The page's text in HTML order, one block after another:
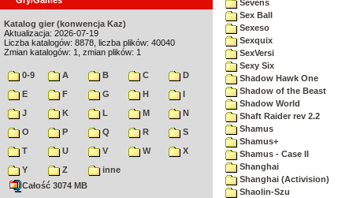
Katalog gier (konwencja Kaz)
Aktualizacja: 2026-07-19
Liczba katalogów: 8878, liczba plików: 40040
Zmian katalogów: 1, zmian plików: 1
0-9 A B C
D
E
F G H
I
J
K L M
N
O
P Q R
S
T
U V W
X
Y
Z
inne
Całość 3074 MB
Sevens
Sex Ball
Sexeso
Sexquix
SexVersi
Sexy Six
Shadow Hawk One
Shadow of the Beast
Shadow World
Shaft Raider rev 2.2
Shamus
Shamus+
Shamus - Case II
Shanghai
Shanghai (Activision)
Shaolin-Szu